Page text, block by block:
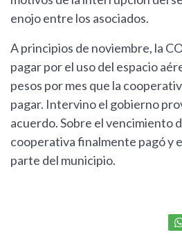
enojo entre los asociados.
A principios de noviembre, la
pagar por el uso del espacio
pesos por mes que la
pagar. Intervino el gobierno
acuerdo. Sobre el vencimiento
cooperativa finalmente pagó y
parte del municipio.